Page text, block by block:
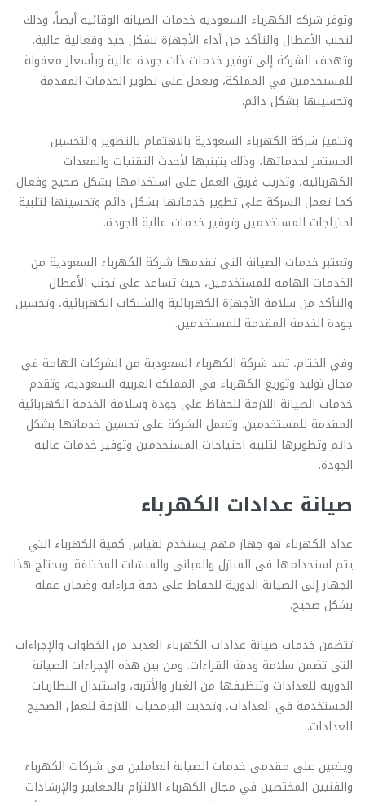
وتوفر شركة الكهرباء السعودية خدمات الصيانة الوقائية أيضاً، وذلك
لتجنب الأعطال والتأكد من أداء الأجهزة بشكل جيد وفعالية عالية.
وتهدف الشركة إلى توفير خدمات ذات جودة عالية وبأسعار معقولة
للمستخدمين في المملكة، وتعمل على تطوير الخدمات المقدمة
وتحسينها بشكل دائم.
وتتميز شركة الكهرباء السعودية بالاهتمام بالتطوير والتحسين
المستمر لخدماتها، وذلك بتبنيها لأحدث التقنيات والمعدات
الكهربائية، وتدريب فريق العمل على استخدامها بشكل صحيح وفعال.
كما تعمل الشركة على تطوير خدماتها بشكل دائم وتحسينها لتلبية
احتياجات المستخدمين وتوفير خدمات عالية الجودة.
وتعتبر خدمات الصيانة التي تقدمها شركة الكهرباء السعودية من
الخدمات الهامة للمستخدمين، حيث تساعد على تجنب الأعطال
والتأكد من سلامة الأجهزة الكهربائية والشبكات الكهربائية، وتحسين
جودة الخدمة المقدمة للمستخدمين.
وفي الختام، تعد شركة الكهرباء السعودية من الشركات الهامة في
مجال توليد وتوزيع الكهرباء في المملكة العربية السعودية، وتقدم
خدمات الصيانة اللازمة للحفاظ على جودة وسلامة الخدمة الكهربائية
المقدمة للمستخدمين. وتعمل الشركة على تحسين خدماتها بشكل
دائم وتطويرها لتلبية احتياجات المستخدمين وتوفير خدمات عالية
الجودة.
صيانة عدادات الكهرباء
عداد الكهرباء هو جهاز مهم يستخدم لقياس كمية الكهرباء التي
يتم استخدامها في المنازل والمباني والمنشآت المختلفة. ويحتاج هذا
الجهاز إلى الصيانة الدورية للحفاظ على دقة قراءاته وضمان عمله
بشكل صحيح.
تتضمن خدمات صيانة عدادات الكهرباء العديد من الخطوات والإجراءات
التي تضمن سلامة ودقة القراءات. ومن بين هذه الإجراءات الصيانة
الدورية للعدادات وتنظيفها من الغبار والأتربة، واستبدال البطاريات
المستخدمة في العدادات، وتحديث البرمجيات اللازمة للعمل الصحيح
للعدادات.
ويتعين على مقدمي خدمات الصيانة العاملين في شركات الكهرباء
والفنيين المختصين في مجال الكهرباء الالتزام بالمعايير والإرشادات